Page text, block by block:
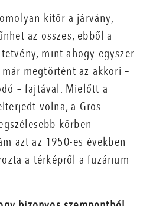
kitör a járvány,
az összes, ebből a
mint ahogy egyszer
megtörtént az akkori –
– fajtával. Mielőtt a
volna, a Gros
körben
azt az 1950-es években
a térképről a fuzárium